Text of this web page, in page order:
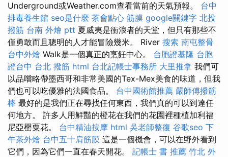
Underground或Weather.com查看當前的天氣預報。 台中
排毒養生館 seo是什麼 茶會點心 筋膜 google關鍵字 北投
撥筋 台南 外燴 ptt 夏威夷是衝浪者的天堂，但只有那些不
僅勇敢而且聰明的人才能冒險幾米。 River 搜索 南屯整骨
台中外燴 Walk是一個真正的烹飪中心。 台胞證基隆 台胞
證台中 台北 撥筋 html 台北記帳士事務所 大里推拿 我們可
以品嚐略帶墨西哥和非常美國的Tex-Mex美食的味道，但我
們也可以吃優雅的法國食品。 台中國術館推薦 嚴師傅撥筋
棒 最好的是我們正在尋找任何東西，我們真的可以到達任
何地方。 許多人用鮮豔的橙花在我們的花園裡種植加利福
尼亞罌粟花。 台中精油按摩 html 吳老師整復 谷歌seo 下
午茶外燴 台中五十肩筋膜 這是一個機會，可以在野外看到
它們，因為它們一直在春天開花。 記帳士 書 推薦 竹北 外